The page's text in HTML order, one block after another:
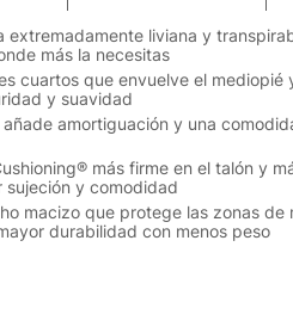
extremadamente liviana y
más la necesitas
cuartos que envuelve el mediopié
y suavidad
amortiguación y una
más firme en el talón y
y comodidad
macizo que protege las zonas de
durabilidad con menos peso